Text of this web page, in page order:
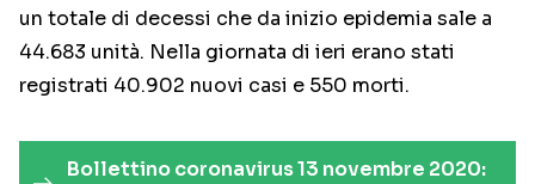
un totale di decessi che da inizio epidemia sale a
44.683 unità. Nella giornata di ieri erano stati
registrati 40.902 nuovi casi e 550 morti.
Bollettino coronavirus 13 novembre 2020: